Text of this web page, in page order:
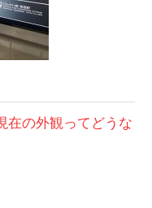
在の外観ってどうな